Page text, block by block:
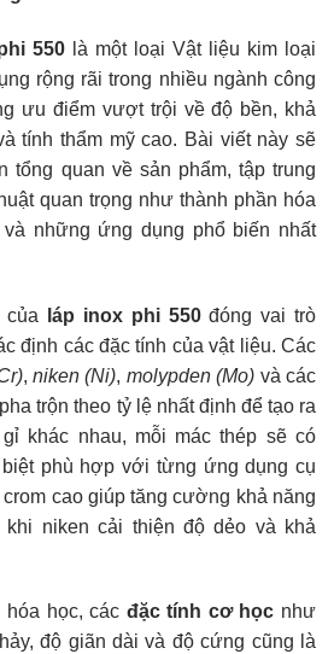
550 là một loại Vật liệu kim loại
rộng rãi trong nhiều ngành công
ưu điểm vượt trội về độ bền, khả
tính thẩm mỹ cao. Bài viết này sẽ
tổng quan về sản phẩm, tập trung
quan trọng như thành phần hóa
những ứng dụng phổ biến nhất
của láp inox phi 550đóng vai trò
định các đặc tính của vật liệu. Các
,niken (Ni), molypden (Mo) và các
trộn theo tỷ lệ nhất định để tạo ra
khác nhau, mỗi mác thép sẽ có
phù hợp với từng ứng dụng cụ
cao giúp tăng cường khả năng
khi niken cải thiện độ dẻo và khả
hóa học, các đặc tính cơ học như
độ giãn dài và độ cứng cũng là